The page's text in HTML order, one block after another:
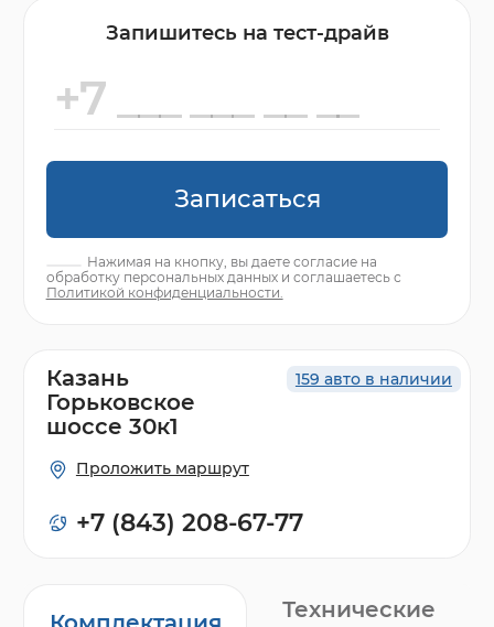
Запишитесь на тест-драйв
Записаться
Нажимая на кнопку, вы даете согласие на
обработку персональных данных и соглашаетесь с
Политикой конфиденциальности.
Технические
159 авто в наличии
Казань
Горьковское
шоссе 30к1
Проложить маршрут
+7 (843) 208-67-77